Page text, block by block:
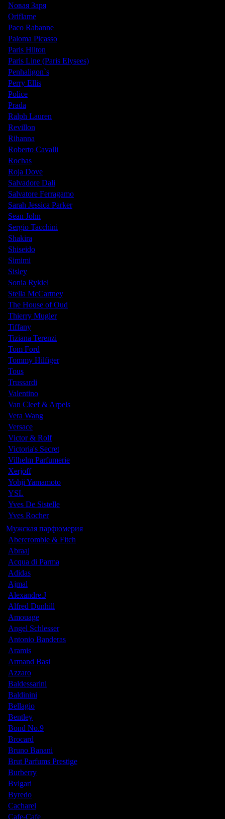
Nовая Заря
Oriflame
Paco Rabanne
Paloma Picasso
Paris Hilton
Paris Line (Paris Elysees)
Penhaligon`s
Perry Ellis
Police
Prada
Ralph Lauren
Revillon
Rihanna
Roberto Cavalli
Rochas
Roja Dove
Salvadore Dali
Salvatore Ferragamo
Sarah Jessica Parker
Sean John
Sergio Tacchini
Shakira
Shiseido
Simimi
Sisley
Sonia Rykiel
Stella McCartney
The House of Oud
Thierry Mugler
Tiffany
Tiziana Terenzi
Tom Ford
Tommy Hilfiger
Tous
Trussardi
Valentino
Van Cleef & Arpels
Vera Wang
Versace
Victor & Rolf
Victoria's Secret
Vilhelm Parfumerie
Xerjoff
Yohji Yamamoto
YSL
Yves De Sistelle
Yves Rocher
Мужская парфюмерия
Abercrombie & Fitch
Abraaj
Acqua di Parma
Adidas
Ajmal
Alexandre.J
Alfred Dunhill
Amouage
Angel Schlesser
Antonio Banderas
Aramis
Armand Basi
Azzaro
Baldessarini
Baldinini
Bellagio
Bentley
Bond No.9
Brocard
Bruno Banani
Brut Parfums Prestige
Burberry
Bvlgari
Byredo
Cacharel
Cafe-Cafe